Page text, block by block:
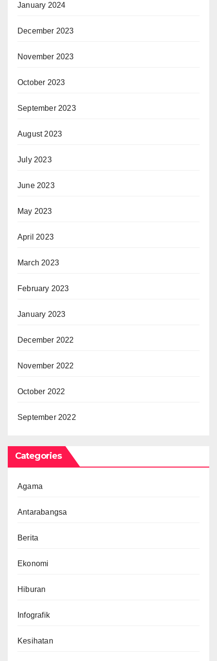
January 2024
December 2023
November 2023
October 2023
September 2023
August 2023
July 2023
June 2023
May 2023
April 2023
March 2023
February 2023
January 2023
December 2022
November 2022
October 2022
September 2022
Categories
Agama
Antarabangsa
Berita
Ekonomi
Hiburan
Infografik
Kesihatan